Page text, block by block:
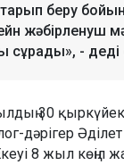
беру
жәбірленуш
сұрады», - деді
30
дәрігер
8 жыл көңіл